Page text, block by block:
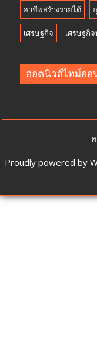
อาชีพสร้างรายได้
เศรษฐกิจ เศรษฐกิ
ฮอตนิวส์ไทม์ออ
Proudly powered by